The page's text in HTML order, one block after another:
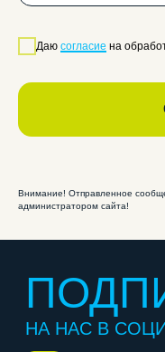
Даю согласие на
Внимание! Отправленное
администратором сайта!